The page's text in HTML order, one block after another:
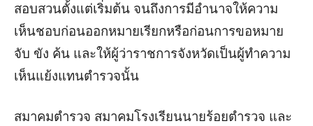
สอบสวนตั้งแต่เริ่มต้น จนถึงการมีอำนาจให้ความ
เห็นชอบก่อนออกหมายเรียกหรือก่อนการขอหมาย
จับ ขัง ค้น และให้ผู้ว่าราชการจังหวัดเป็นผู้ทำความ
เห็นแย้งแทนตำรวจนั้น
สมาคมตำรวจ สมาคมโรงเรียนนายร้อยตำรวจ และ